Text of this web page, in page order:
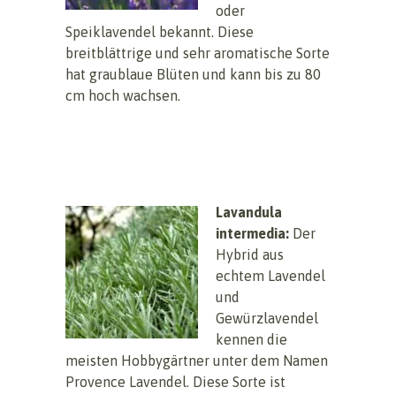
oder
Speiklavendel bekannt. Diese
breitblättrige und sehr aromatische Sorte
hat graublaue Blüten und kann bis zu 80
cm hoch wachsen.
Lavandula
intermedia: Der
Hybrid aus
echtem Lavendel
und
Gewürzlavendel
kennen die
meisten Hobbygärtner unter dem Namen
Provence Lavendel. Diese Sorte ist